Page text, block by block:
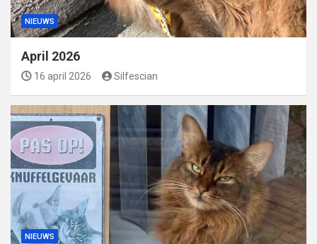
NIEUWS
April 2026
16 april 2026 Silfescian
NIEUWS